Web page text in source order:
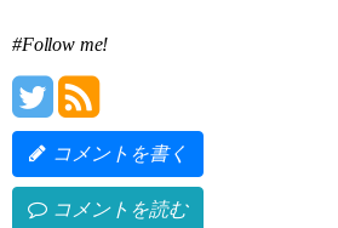
#Follow me!
コメントを書く
コメントを読む